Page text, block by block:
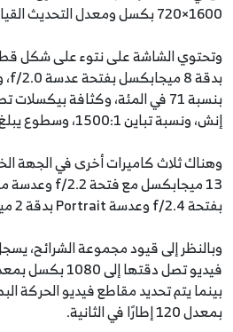
1600×720 بكسل ومعدل التحديث القياسي البالغ 60 هرتز.
وتحتوي الشاشة على نتوء على شكل
إنش، ونسبة تباين 1500:1، وسطوع يبلغ 480 شمعة.
وهناك ثلاث كاميرات أخرى في الجهة
بفتحة f/2.4 وعدسة Portrait بدقة 2 ميجابكسل بفتحة f/2.4.
بمعدل 120 إطارًا في الثانية.